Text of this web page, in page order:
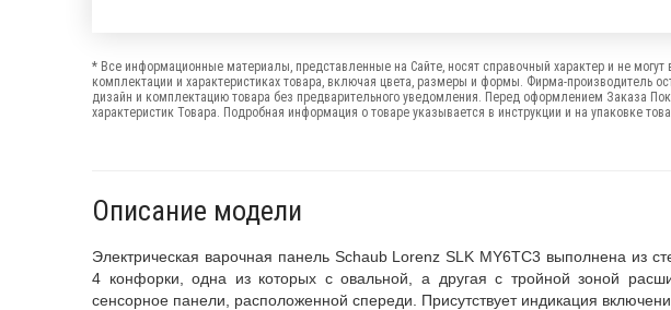
* Все информационные материалы, представленные на Сайте, носят справочный характер и не
комплектации и характеристиках товара, включая цвета, размеры и формы. Фирма-производитель
дизайн и комплектацию товара без предварительного уведомления. Перед оформлением Заказа
характеристик Товара. Подробная информация о товаре указывается в инструкции и на упаковке
Описание модели
Электрическая варочная панель Schaub Lorenz SLK MY6TC3 выполнена из
4 конфорки, одна из которых с овальной, а другая с тройной зоной
сенсорное панели, расположенной спереди. Присутствует индикация